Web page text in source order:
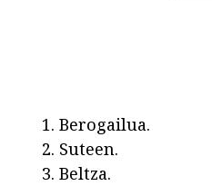
Berogailua.
Suteen.
Beltza.